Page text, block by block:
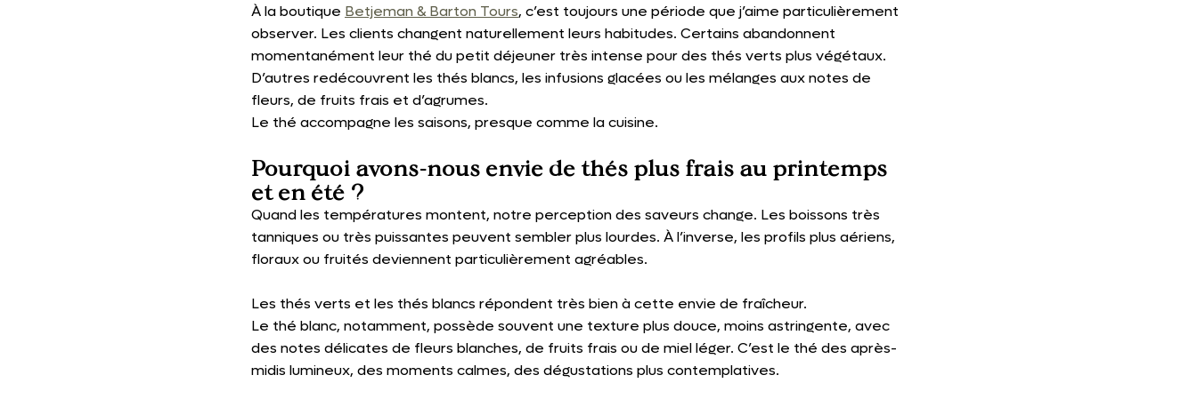
À la boutique Betjeman & Barton Tours, c’est toujours une période que j’aime particulièrement
observer. Les clients changent naturellement leurs habitudes. Certains abandonnent
momentanément leur thé du petit déjeuner très intense pour des thés verts plus végétaux.
D’autres redécouvrent les thés blancs, les infusions glacées ou les mélanges aux notes de
fleurs, de fruits frais et d’agrumes.
Le thé accompagne les saisons, presque comme la cuisine.
Pourquoi avons-nous envie de thés plus frais au printemps
et en été ?
Quand les températures montent, notre perception des saveurs change. Les boissons très
tanniques ou très puissantes peuvent sembler plus lourdes. À l’inverse, les profils plus aériens,
floraux ou fruités deviennent particulièrement agréables.
Les thés verts et les thés blancs répondent très bien à cette envie de fraîcheur.
Le thé blanc, notamment, possède souvent une texture plus douce, moins astringente, avec
des notes délicates de fleurs blanches, de fruits frais ou de miel léger. C’est le thé des après-
midis lumineux, des moments calmes, des dégustations plus contemplatives.